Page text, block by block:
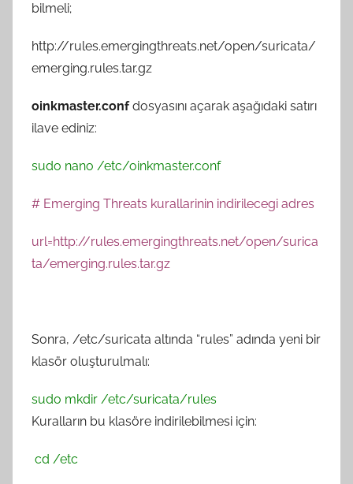
f
d
bilmeli;
http://rules.emergingthreats.net/open/suricata/
emerging.rules.tar.gz
oinkmaster.confdosyasını açarak aşağıdaki satırı
ilave ediniz:
sudo nano /etc/oinkmaster.conf
# Emerging Threats kurallarinin indirilecegi adres
url=http://rules.emergingthreats.net/open/surica
ta/emerging.rules.tar.gz
Sonra, /etc/suricata altında “rules” adında yeni bir
klasör oluşturulmalı:
sudo mkdir /etc/suricata/rules
Kuralların bu klasöre indirilebilmesi için:
cd /etc